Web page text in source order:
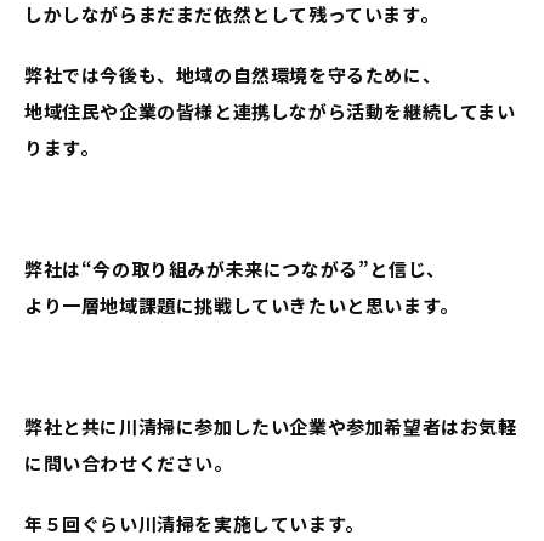
しかしながらまだまだ依然として残っています。
弊社では今後も、地域の自然環境を守るために、
地域住民や企業の皆様と連携しながら活動を継続してまい
ります。
弊社は“今の取り組みが未来につながる”と信じ、
より一層地域課題に挑戦していきたいと思います。
弊社と共に川清掃に参加したい企業や参加希望者はお気軽
に問い合わせください。
年５回ぐらい川清掃を実施しています。